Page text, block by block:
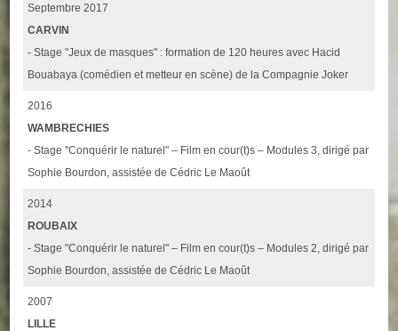
Septembre 2017
CARVIN
- Stage "Jeux de masques" : formation de 120 heures avec Hacid
Bouabaya (comédien et metteur en scène) de la Compagnie Joker
2016
WAMBRECHIES
- Stage "Conquérir le naturel" – Film en cour(t)s – Modules 3, dirigé par
Sophie Bourdon, assistée de Cédric Le Maoût
2014
ROUBAIX
- Stage "Conquérir le naturel" – Film en cour(t)s – Modules 2, dirigé par
Sophie Bourdon, assistée de Cédric Le Maoût
2007
LILLE